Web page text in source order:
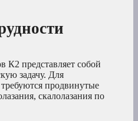
К2 представляет собой
задачу. Для
продвинутые
скалолазания по